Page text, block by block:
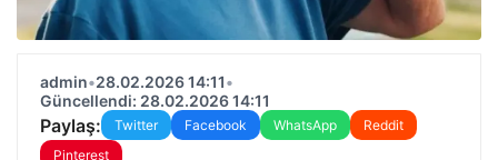
admin•28.02.2026 14:11•
Güncellendi: 28.02.2026 14:11
Paylaş: Twitter Facebook WhatsApp
Reddit
Pinterest